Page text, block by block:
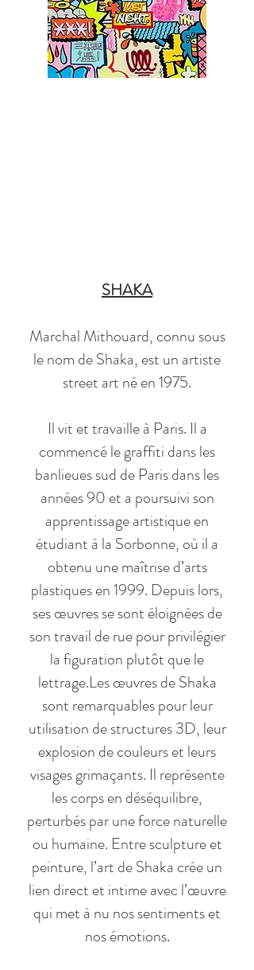
SHAKA
Marchal Mithouard, connu sous
le nom de Shaka, est un artiste
street art né en 1975.
Il vit et travaille à Paris. Il a
commencé le graffiti dans les
banlieues sud de Paris dans les
années 90 et a poursuivi son
apprentissage artistique en
étudiant à la Sorbonne, où il a
obtenu une maîtrise d’arts
plastiques en 1999. Depuis lors,
ses œuvres se sont éloignées de
son travail de rue pour privilégier
la figuration plutôt que le
lettrage.Les œuvres de Shaka
sont remarquables pour leur
utilisation de structures 3D, leur
explosion de couleurs et leurs
visages grimaçants. Il représente
les corps en déséquilibre,
perturbés par une force naturelle
ou humaine. Entre sculpture et
peinture, l’art de Shaka crée un
lien direct et intime avec l’œuvre
qui met à nu nos sentiments et
nos émotions.